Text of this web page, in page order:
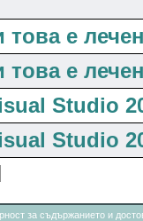
това е
това е
Studio
Studio
за съдържанието и